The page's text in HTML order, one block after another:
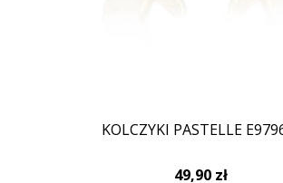
KOLCZYKI PASTELLE
49,90 zł